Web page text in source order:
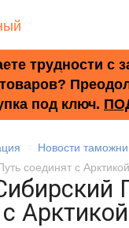
+7 (495) 278-
трудности с
под ключ.
Новости таможни
соединят с Арктикой
Арктикой